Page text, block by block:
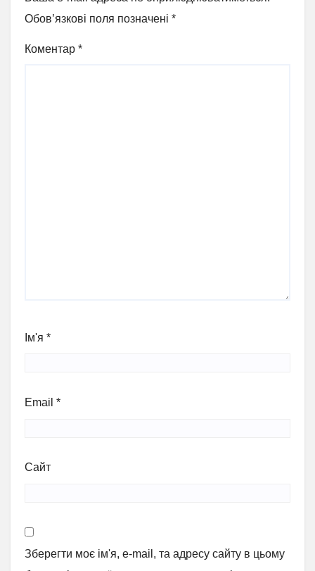
Обов’язкові поля позначені *
Коментар *
Ім'я *
Email *
Сайт
Зберегти моє ім'я, e-mail, та адресу сайту в цьому